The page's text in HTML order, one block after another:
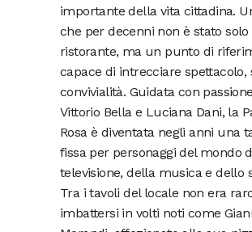
importante della vita cittadina.
che per decenni non è stato
ristorante, ma un punto di
capace di intrecciare spettacolo,
convivialità. Guidata con
Vittorio Bella e Luciana Dani, la
Rosa è diventata negli anni una
fissa per personaggi del mondo
televisione, della musica e dello
Tra i tavoli del locale non era
imbattersi in volti noti come